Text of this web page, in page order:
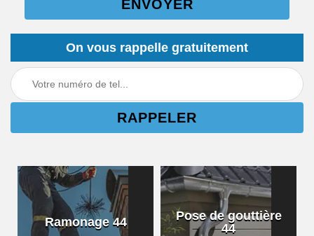
On vous rappelle gratuitement
Ramonage 44
Pose de gouttière
44